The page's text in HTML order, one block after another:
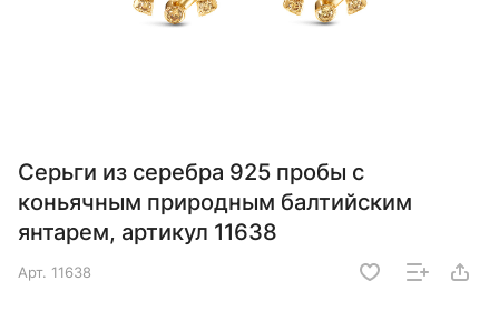
Серьги из серебра 925 пробы с
коньячным природным балтийским
янтарем, артикул 11638
Арт. 11638